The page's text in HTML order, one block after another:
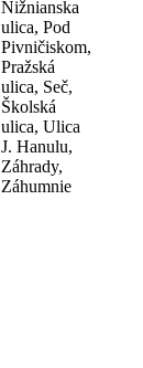
Nižnianska
ulica, Pod
Pivničiskom,
Pražská
ulica, Seč,
Školská
ulica, Ulica
J. Hanulu,
Záhrady,
Záhumnie